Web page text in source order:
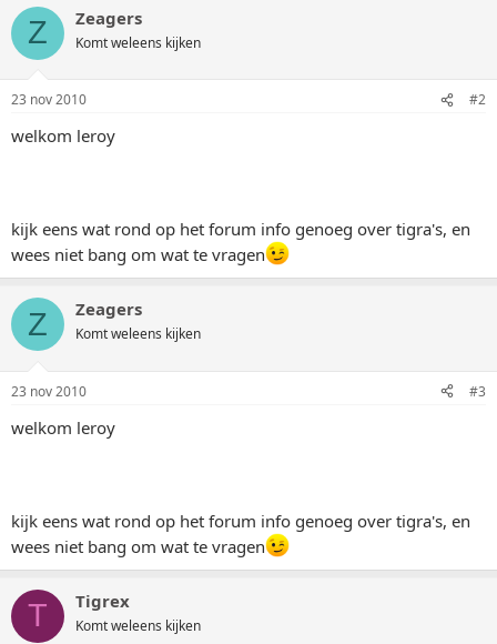
Z Zeagers
Komt weleens kijken
23 nov 2010 #2
welkom leroy
kijk eens wat rond op het forum info genoeg over tigra's, en
wees niet bang om wat te vragen
Z Zeagers
Komt weleens kijken
23 nov 2010 #3
welkom leroy
kijk eens wat rond op het forum info genoeg over tigra's, en
wees niet bang om wat te vragen
T Tigrex
Komt weleens kijken